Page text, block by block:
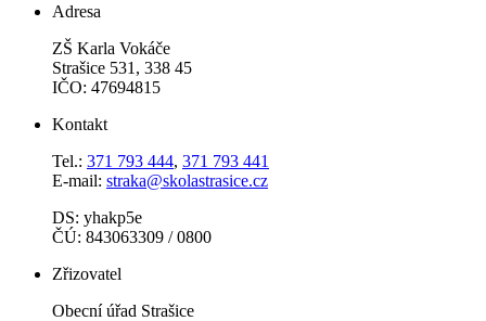
Adresa
ZŠ Karla Vokáče
Strašice 531, 338 45
IČO: 47694815
Kontakt
Tel.: 371 793 444, 371 793 441
E-mail: straka@skolastrasice.cz
DS: yhakp5e
ČÚ: 843063309 / 0800
Zřizovatel
Obecní úřad Strašice